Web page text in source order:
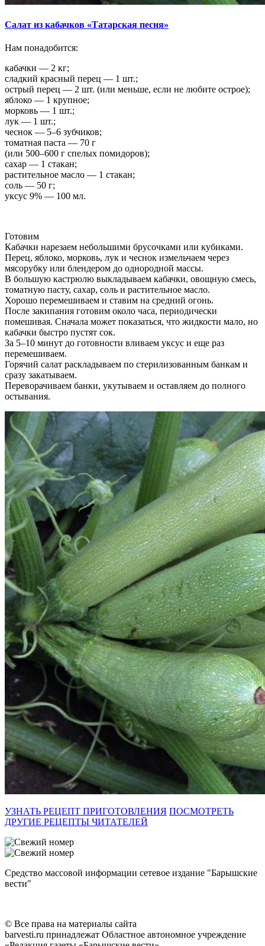
Салат из кабачков «Татарская песня»
Нам понадобится:
кабачки — 2 кг;
сладкий красный перец — 1 шт.;
острый перец — 2 шт. (или меньше, если не любите острое);
яблоко — 1 крупное;
морковь — 1 шт.;
лук — 1 шт.;
чеснок — 5–6 зубчиков;
томатная паста — 70 г
(или 500–600 г спелых помидоров);
сахар — 1 стакан;
растительное масло — 1 стакан;
соль — 50 г;
уксус 9% — 100 мл.
Готовим
Кабачки нарезаем небольшими брусочками или кубиками.
Перец, яблоко, морковь, лук и чеснок измельчаем через
мясорубку или блендером до однородной массы.
В большую кастрюлю выкладываем кабачки, овощную смесь,
томатную пасту, сахар, соль и растительное масло.
Хорошо перемешиваем и ставим на средний огонь.
После закипания готовим около часа, периодически
помешивая. Сначала может показаться, что жидкости мало, но
кабачки быстро пустят сок.
За 5–10 минут до готовности вливаем уксус и еще раз
перемешиваем.
Горячий салат раскладываем по стерилизованным банкам и
сразу закатываем.
Переворачиваем банки, укутываем и оставляем до полного
остывания.
УЗНАТЬ РЕЦЕПТ ПРИГОТОВЛЕНИЯ ПОСМОТРЕТЬ
ДРУГИЕ РЕЦЕПТЫ ЧИТАТЕЛЕЙ
Средство массовой информации сетевое издание "Барышские
вести"
© Все права на материалы сайта
barvesti.ru принадлежат Областное автономное учреждение